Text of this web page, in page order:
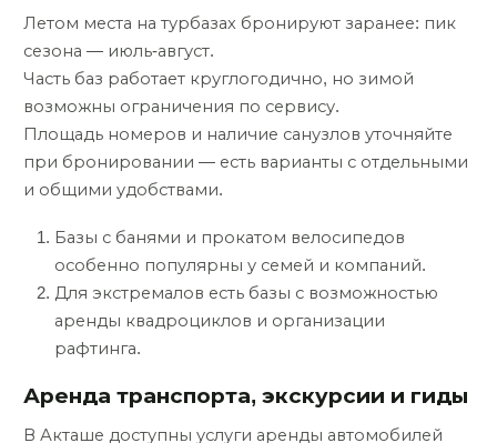
Летом места на турбазах бронируют заранее: пик
сезона — июль-август.
Часть баз работает круглогодично, но зимой
возможны ограничения по сервису.
Площадь номеров и наличие санузлов уточняйте
при бронировании — есть варианты с отдельными
и общими удобствами.
Базы с банями и прокатом велосипедов
особенно популярны у семей и компаний.
Для экстремалов есть базы с возможностью
аренды квадроциклов и организации
рафтинга.
Аренда транспорта, экскурсии и гиды
В Акташе доступны услуги аренды автомобилей